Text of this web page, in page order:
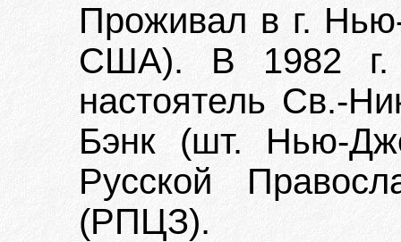
Проживал в г.
США). В 1982 г.
настоятель Св.-
Бэнк (шт. Нью-
Русской
(РПЦЗ).